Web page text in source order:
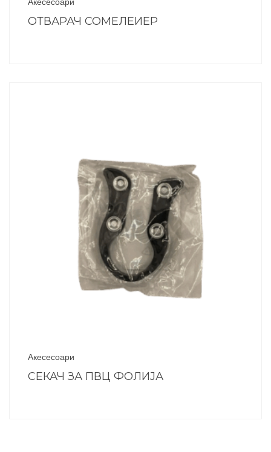
ОТВАРАЧ СОМЕЛЕИЕР
Акесесоари
СЕКАЧ ЗА ПВЦ ФОЛИЈА